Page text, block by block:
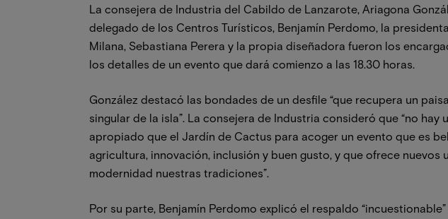
La consejera de Industria del Cabildo de Lanzarote, Ariagona
delegado de los Centros Turísticos, Benjamín Perdomo, la
Milana, Sebastiana Perera y la propia diseñadora fueron los
los detalles de un evento que dará comienzo a las 18.30 horas.
González destacó las bondades de un desfile “que recupera un
singular de la isla”. La consejera de Industria consideró que “no hay
apropiado que el Jardín de Cactus para acoger un evento que es
agricultura, innovación, inclusión y buen gusto, y que ofrece nuevos
modernidad nuestras tradiciones”.
Por su parte, Benjamín Perdomo explicó el respaldo